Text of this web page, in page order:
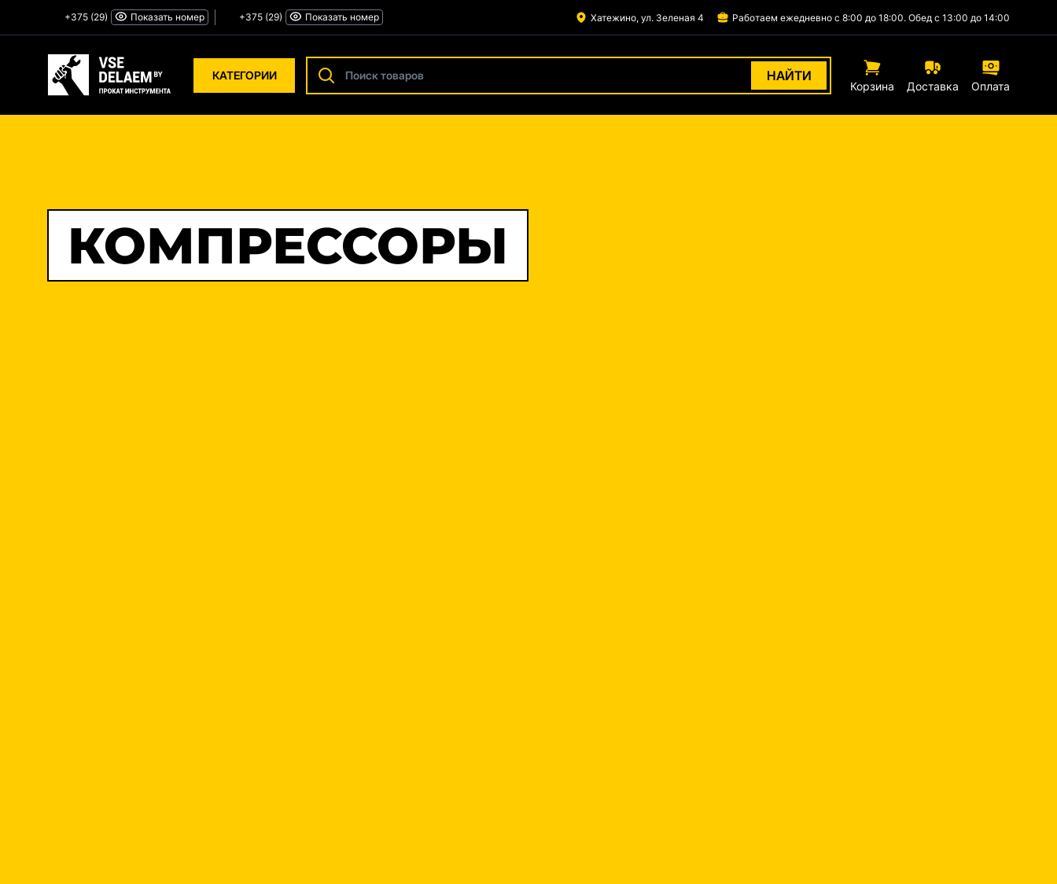
content
+375 (29) Показать номер +375 (29) Показать номер Хатежино, ул. Зеленая 4 Работаем ежедневно с 8:00 до 18:00. Обед с 13:00 до 14:00
КАТЕГОРИИ
Поиск
товаров
НАЙТИ
Корзина Доставка Оплата
ДЛЯ ОТДЕЛОЧНЫХ РАБОТ И КЛАДКИ СТРОИТЕЛЬНЫЕ УСЛУГИ
КОМПРЕССОРЫ